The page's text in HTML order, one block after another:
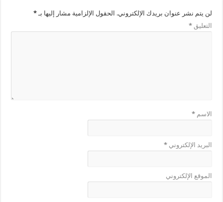
لن يتم نشر عنوان بريدك الإلكتروني. الحقول الإلزامية مشار إليها بـ*
التعليق*
الاسم*
البريد الإلكتروني*
الموقع الإلكتروني